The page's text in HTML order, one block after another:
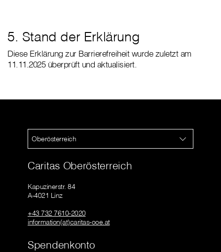
5. Stand der Erklärung
Diese Erklärung zur Barrierefreiheit wurde zuletzt am
11.11.2025 überprüft und aktualisiert.
Oberösterreich
Caritas Oberösterreich
Kapuzinerstr. 84
A-4021 Linz
+43 732 7610-2020
information(at)caritas-ooe.at
Spendenkonto